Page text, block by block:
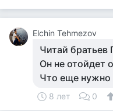
Elchin Tehmezov
Читай братьев
Он не отойдет
Что еще нужно
8 лет 0